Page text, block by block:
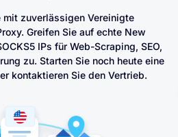
mit zuverlässigen Vereinigte
Greifen Sie auf echte New
IPs für Web-Scraping, SEO,
zu. Starten Sie noch heute eine
kontaktieren Sie den Vertrieb.